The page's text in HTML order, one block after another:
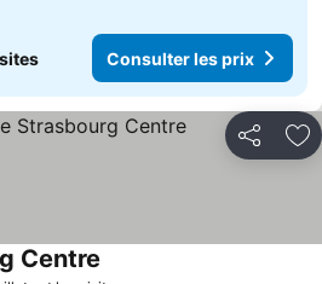
Consulter les prix
Partager
Centre